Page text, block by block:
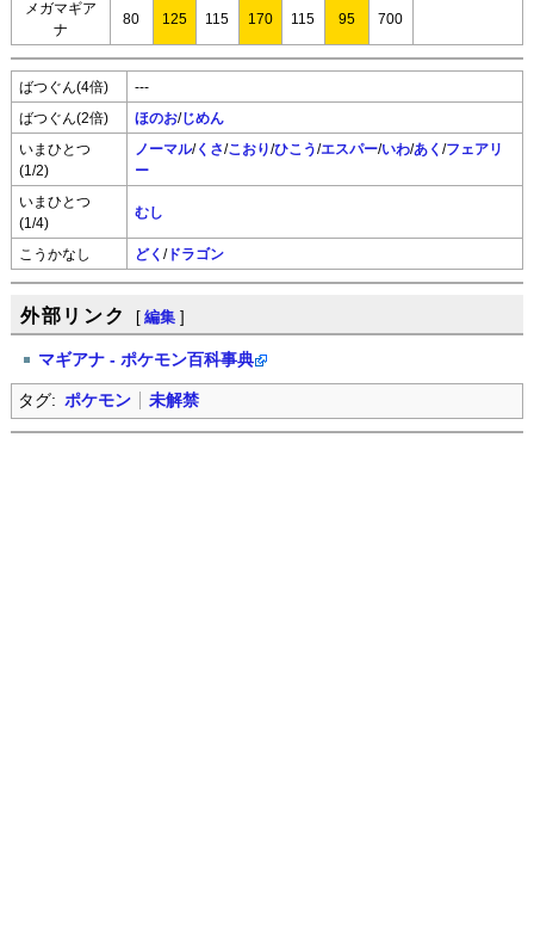
メガマギア
ナ
80 125 115 170 115 95 700
ばつぐん(4倍) ---
ばつぐん(2倍) ほのお/じめん
いまひとつ
(1/2)
ノーマル/くさ/こおり/ひこう/エスパー/いわ/あく /フェアリ
ー
いまひとつ
(1/4)
むし
こうかなし どく /ドラゴン
外部リンク [ 編集 ]
マギアナ - ポケモン百科事典
タグ: ポケモン 未解禁